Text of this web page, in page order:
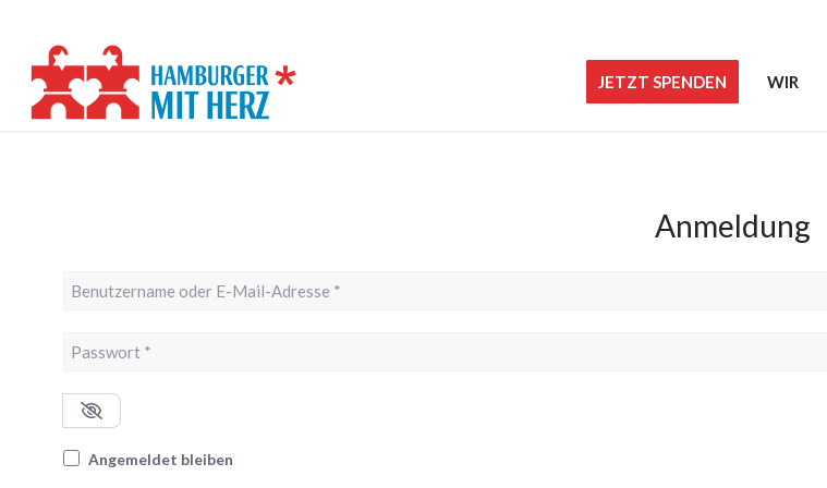
JETZT SPENDEN WIR
Anmeldung
Benutzername oder E-Mail-Adresse
Passwort *
Angemeldet bleiben